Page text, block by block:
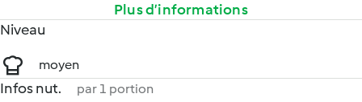
Plus d’informations
Niveau
moyen
Infos nut. par 1 portion